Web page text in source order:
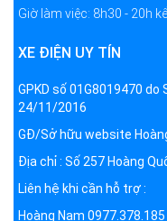
Giờ làm việc: 8h30 - 20h
XE ĐIỆN UY TÍN
GPKD số 01G8019470 do
24/11/2016
GĐ/Sở hữu website
Địa chỉ : Số 257 Hoàng
Liên hệ khi cần hỗ trợ :
Hoàng Nam